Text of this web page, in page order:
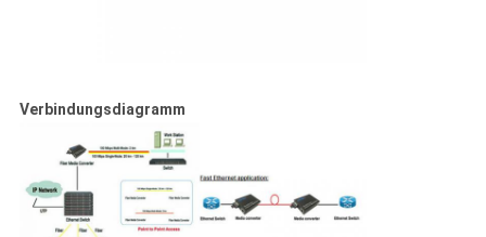
Verbindungsdiagramm